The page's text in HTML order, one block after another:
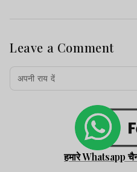
Leave a Comment
हमारे Whatsapp